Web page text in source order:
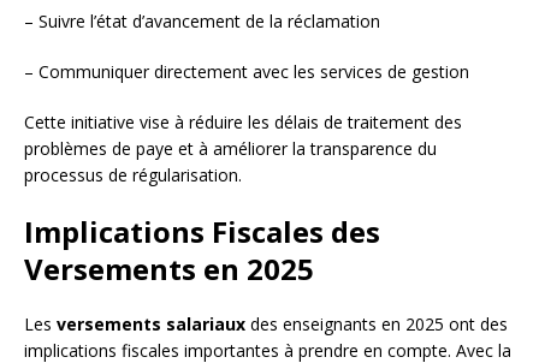
– Suivre l’état d’avancement de la réclamation
– Communiquer directement avec les services de gestion
Cette initiative vise à réduire les délais de traitement des
problèmes de paye et à améliorer la transparence du
processus de régularisation.
Implications Fiscales des
Versements en 2025
Les versements salariaux des enseignants en 2025 ont des
implications fiscales importantes à prendre en compte. Avec la